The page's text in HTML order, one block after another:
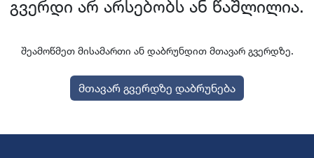
გვერდი არ არსებობს ან წაშლილია.
შეამოწმეთ მისამართი ან დაბრუნდით მთავარ გვერდზე.
მთავარ გვერდზე დაბრუნება